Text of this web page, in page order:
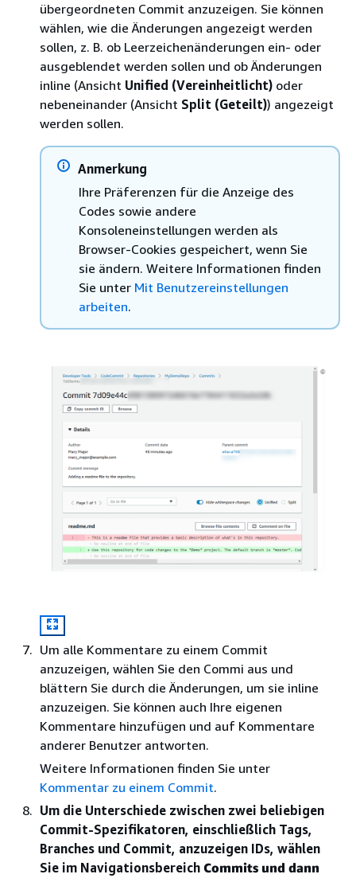
übergeordneten Commit anzuzeigen. Sie können
wählen, wie die Änderungen angezeigt werden
sollen, z. B. ob Leerzeichenänderungen ein- oder
ausgeblendet werden sollen und ob Änderungen
inline (Ansicht Unified (Vereinheitlicht) oder
nebeneinander (Ansicht Split (Geteilt)) angezeigt
werden sollen.
Anmerkung
Ihre Präferenzen für die Anzeige des
Codes sowie andere
Konsoleneinstellungen werden als
Browser-Cookies gespeichert, wenn Sie
sie ändern. Weitere Informationen finden
Sie unter Mit Benutzereinstellungen
arbeiten.
Um alle Kommentare zu einem Commit
anzuzeigen, wählen Sie den Commi aus und
blättern Sie durch die Änderungen, um sie inline
anzuzeigen. Sie können auch Ihre eigenen
Kommentare hinzufügen und auf Kommentare
anderer Benutzer antworten.
Weitere Informationen finden Sie unter
Kommentar zu einem Commit.
Um die Unterschiede zwischen zwei beliebigen
Commit-Spezifikatoren, einschließlich Tags,
Branches und Commit, anzuzeigen IDs, wählen
Sie im Navigationsbereich Commits und dann